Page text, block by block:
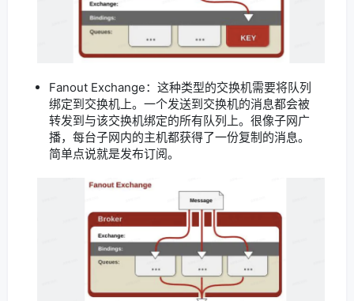
Fanout Exchange：这种类型的交换机需要将队列
绑定到交换机上。一个发送到交换机的消息都会被
转发到与该交换机绑定的所有队列上。很像子网广
播，每台子网内的主机都获得了一份复制的消息。
简单点说就是发布订阅。